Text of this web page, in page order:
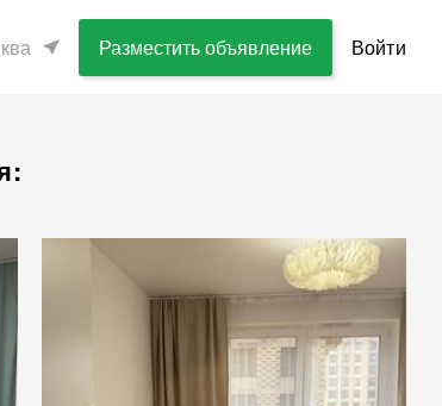
Разместить объявление Войти